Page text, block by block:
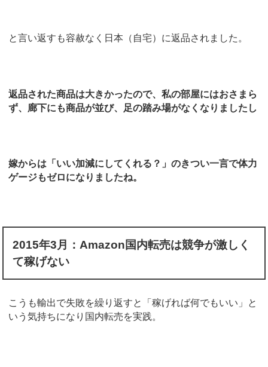
と言い返すも容赦なく日本（自宅）に返品されました。
返品された商品は大きかったので、私の部屋にはおさまら
ず、廊下にも商品が並び、足の踏み場がなくなりましたし
嫁からは「いい加減にしてくれる？」のきつい一言で体力
ゲージもゼロになりましたね。
2015年3月： Amazon国内転売は競争が激しく
て稼げない
こうも輸出で失敗を繰り返すと「稼げれば何でもいい」と
いう気持ちになり国内転売を実践。